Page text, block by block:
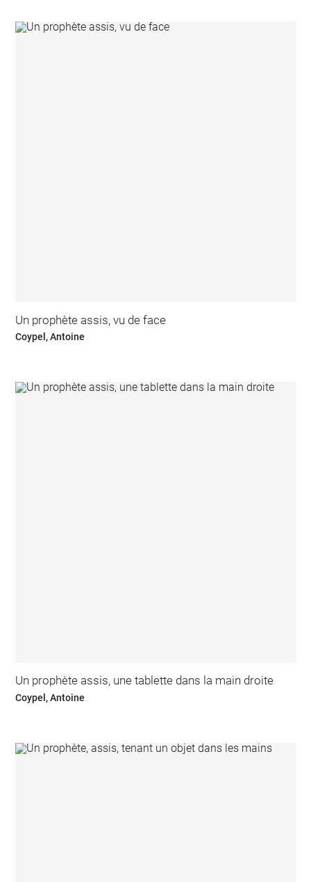
Un prophète assis, vu de face
Coypel, Antoine
Un prophète assis, une tablette dans la main droite
Coypel, Antoine